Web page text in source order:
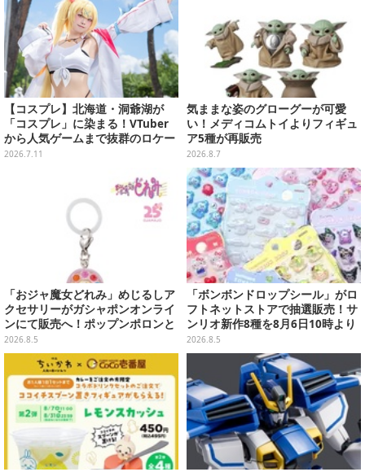
【コスプレ】北海道・洞爺湖が
「コスプレ」に染まる！VTuber
から人気ゲームまで抜群のロケー
ションも必見な美女レイヤー10選
2026.7.11
気ままな姿のグローグーが可愛
い！メディコムトイよりフィギュ
ア5種が再販売
2026.8.7
「おジャ魔女どれみ」めじるしア
クセサリーがガシャポンオンライ
ンにて販売へ！ポップンポロンと
魔法玉の2連チャームなど全9種
2026.8.5
「ボンボンドロップシール」がロ
フトネットストアで抽選販売！サ
ンリオ新作8種を8月6日10時より
受付開始
2026.8.5